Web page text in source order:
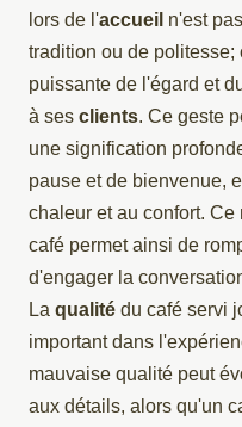
lors de l'accueil n'est
tradition ou de politesse;
puissante de l'égard et
à ses clients. Ce geste
une signification
pause et de bienvenue,
chaleur et au confort.
café permet ainsi de
d'engager la
La qualité du café servi
important dans
mauvaise qualité peut
aux détails, alors qu'un